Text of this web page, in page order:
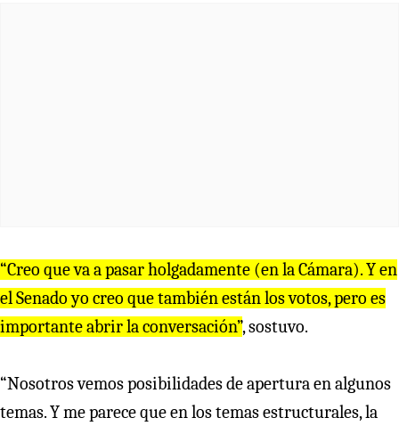
“Creo que va a pasar holgadamente (en la Cámara). Y en
el Senado yo creo que también están los votos, pero es
importante abrir la conversación”, sostuvo.
“Nosotros vemos posibilidades de apertura en algunos
temas. Y me parece que en los temas estructurales, la